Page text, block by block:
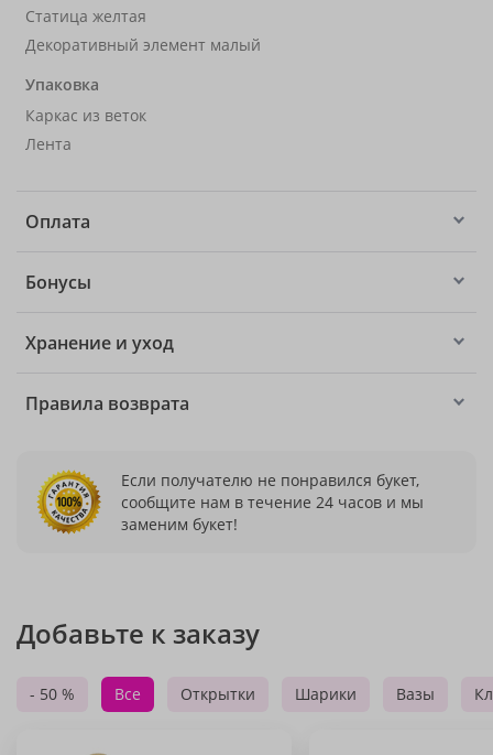
Статица желтая
Декоративный элемент малый
Упаковка
Каркас из веток
Лента
Оплата
Бонусы
Хранение и уход
Правила возврата
Если получателю не понравился букет,
сообщите нам в течение 24 часов и мы
заменим букет!
Добавьте к заказу
- 50 % Все Открытки Шарики Вазы